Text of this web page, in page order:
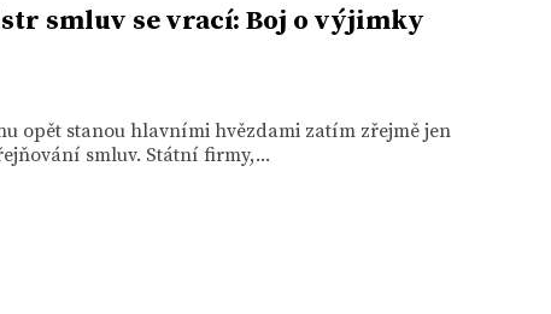
smluv se vrací: Boj o výjimky
opět stanou hlavními hvězdami zatím zřejmě jen
smluv. Státní firmy,...